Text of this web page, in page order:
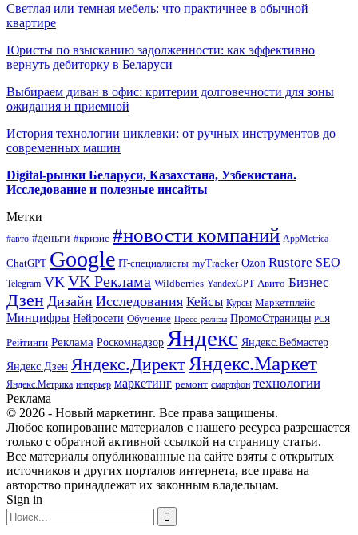
Светлая или темная мебель: что практичнее в обычной
квартире
Юристы по взысканию задолженности: как эффективно
вернуть дебиторку в Беларуси
Выбираем диван в офис: критерии долговечности для зоны
ожидания и приемной
История технологии циклевки: от ручных инструментов до
современных машин
Digital-рынки Беларуси, Казахстана, Узбекистана.
Исследование и полезные инсайты
Метки
#авто #деньги #кризис #новости компаний AppMetrica
ChatGPT Google IT-специалисты myTracker Ozon Rustore SEO
Telegram VK VK Реклама Wildberries YandexGPT Авито Бизнес
Дзен Дизайн Исследования Кейсы Курсы Маркетплейс
Минцифры Нейросети Обучение Пресс-релизы ПромоСтраницы РСЯ
Рейтинги Реклама Роскомнадзор Яндекс Яндекс.Вебмастер
Яндекс.Дзен Яндекс.ДиректЯндекс.Маркет
Яндекс.Метрика интерьер маркетинг ремонт смартфон технологии
Реклама
© 2026 - Новый маркетинг. Все права защищены.
Любое копирование материалов с нашего ресурса разрешается
только с обратной активной ссылкой на страницу статьи.
Все материалы опубликованные на сайте взяты с открытых
источников и других порталов интернета, все права на
авторство принадлежат их законным владельцам.
Sign in